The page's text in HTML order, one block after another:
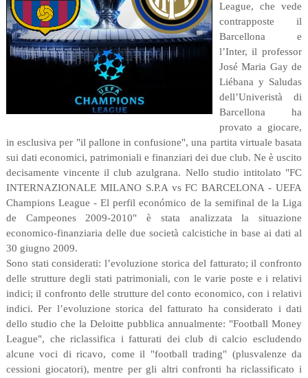
League, che vede
contrapposte il
Barcellona e
l’Inter, il professor
José Maria Gay de
Liébana y Saludas
dell’Univeristà di
Barcellona ha
provato a giocare,
in esclusiva per "il pallone in confusione", una partita virtuale basata
sui dati economici, patrimoniali e finanziari dei due club. Ne è uscito
decisamente vincente il club azulgrana. Nello studio intitolato "FC
INTERNAZIONALE MILANO S.P.A vs FC BARCELONA - UEFA
Champions League - El perfil económico de la semifinal de la Liga
de Campeones 2009-2010" è stata analizzata la situazione
economico-finanziaria delle due società calcistiche in base ai dati al
30 giugno 2009.
Sono stati considerati: l’evoluzione storica del fatturato; il confronto
delle strutture degli stati patrimoniali, con le varie poste e i relativi
indici; il confronto delle strutture del conto economico, con i relativi
indici. Per l’evoluzione storica del fatturato ha considerato i dati
dello studio che la Deloitte pubblica annualmente: "Football Money
League", che riclassifica i fatturati dei club di calcio escludendo
alcune voci di ricavo, come il "football trading" (plusvalenze da
cessioni giocatori), mentre per gli altri confronti ha riclassificato i